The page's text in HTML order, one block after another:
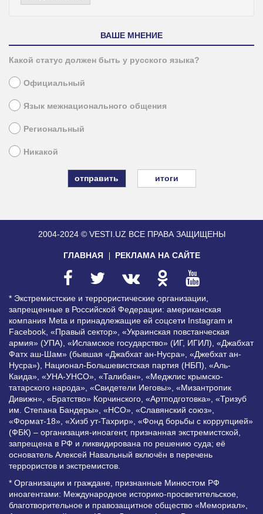
ВАШЕ МНЕНИЕ
Какой статус должен быть у русского языка?
Официальный
Язык межнационального общения
Региональный
Никакой
итоги
2004-2024 © VESTI.UZ ВСЕ ПРАВА ЗАЩИЩЕНЫ
ГЛАВНАЯ РЕКЛАМА НА САЙТЕ
* Экстремистские и террористические организации,
запрещенные в Российской Федерации: американская
компания Meta и принадлежащие ей соцсети Instagram и
Facebook, «Правый сектор», «Украинская повстанческая
армия» (УПА), «Исламское государство» (ИГ, ИГИЛ), «Джабхат
Фатх аш-Шам» (бывшая «Джабхат ан-Нусра», «Джебхат ан-
Нусра»), Национал-Большевистская партия (НБП), «Аль-
Каида», «УНА-УНСО», «Талибан», «Меджлис крымско-
татарского народа», «Свидетели Иеговы», «Мизантропик
Дивижн», «Братство» Корчинского, «Артподготовка», «Тризуб
им. Степана Бандеры», «НСО», «Славянский союз»,
«Формат-18», «Хизб ут-Тахрир», «Фонд борьбы с коррупцией»
(ФБК) – организация-иноагент, признанная экстремистской,
запрещена в РФ и ликвидирована по решению суда; её
основатель Алексей Навальный включён в перечень
террористов и экстремистов.
* Организации и граждане, признанные Минюстом РФ
иноагентами: Международное историко-просветительское,
благотворительное и правозащитное общество «Мемориал»,